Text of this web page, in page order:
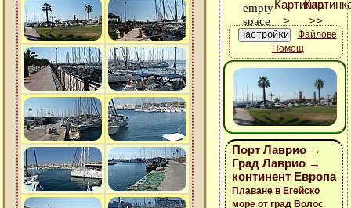
Файлове
Помощ
Порт Лаврио →
Град Лаврио →
континент Европа
Плаване в Егейско
море от град Волос